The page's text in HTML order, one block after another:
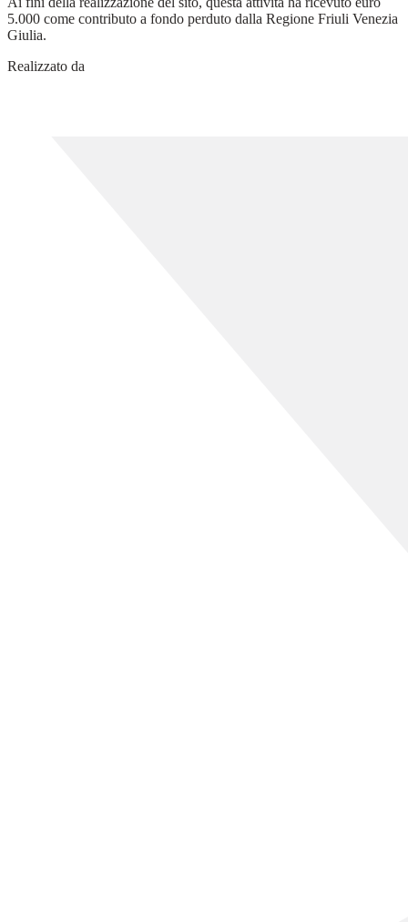
5.000 come contributo a fondo perduto dalla Regione Friuli Venezia
Giulia.
Realizzato da